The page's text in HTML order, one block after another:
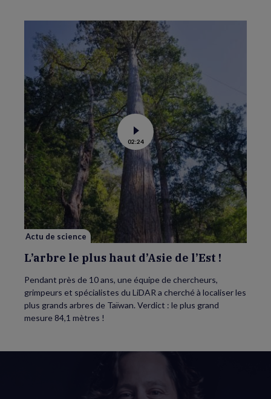
Voir
la
vidéo
de
L’arbre
le
plus
haut
d’Asie
02:24
Actu de science
L’arbre le plus haut d’Asie de l’Est !
Pendant près de 10 ans, une équipe de chercheurs,
grimpeurs et spécialistes du LiDAR a cherché à localiser les
plus grands arbres de Taïwan. Verdict : le plus grand
mesure 84,1 mètres !